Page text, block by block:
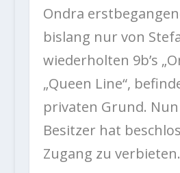
Ondra
bislang nur von
wiederholten 9b’s
„Queen Line“,
privaten Grund.
Besitzer hat
Zugang zu verbieten.